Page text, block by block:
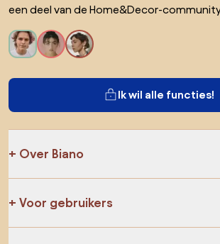
een deel van de Home&Decor-
Ik wil alle functies!
Over Biano
Voor gebruikers